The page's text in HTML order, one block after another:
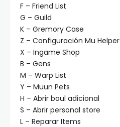
F – Friend List
G – Guild
K – Gremory Case
Z – Configuración Mu Helper
X – Ingame Shop
B – Gens
M – Warp List
Y – Muun Pets
H – Abrir baul adicional
S – Abrir personal store
L – Reparar Items